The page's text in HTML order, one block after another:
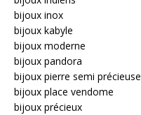
bijoux inox
bijoux kabyle
bijoux moderne
bijoux pandora
bijoux pierre semi précieuse
bijoux place vendome
bijoux précieux